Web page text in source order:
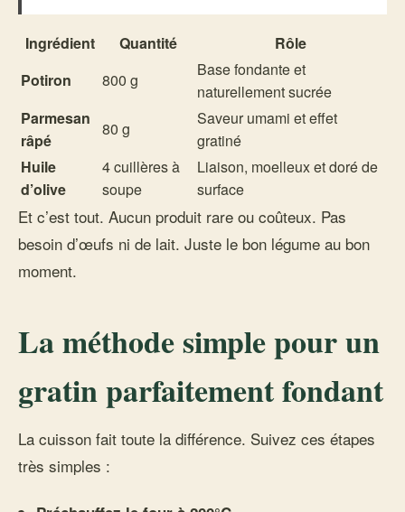
Ingrédient Quantité
Rôle
Potiron
800 g
Base fondante et
naturellement sucrée
Parmesan
râpé
80 g
Saveur umami et effet
gratiné
Huile
d’olive
4 cuillères à
soupe
Liaison, moelleux et doré de
surface
Et c’est tout. Aucun produit rare ou coûteux. Pas
besoin d’œufs ni de lait. Juste le bon légume au bon
moment.
La méthode simple pour un
gratin parfaitement fondant
La cuisson fait toute la différence. Suivez ces étapes
très simples :